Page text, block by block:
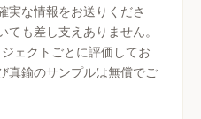
実な情報をお送りくださ
も差し支えありません。
ェクトごとに評価してお
真鍮のサンプルは無償でご